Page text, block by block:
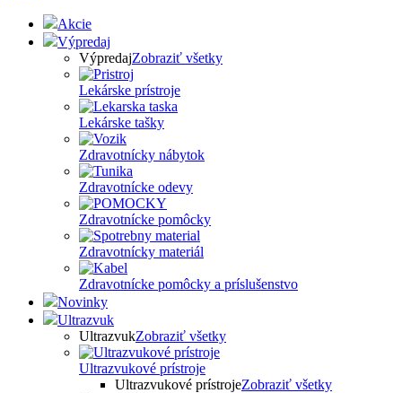
Akcie
Výpredaj
VýpredajZobraziť všetky
Lekárske prístroje
Lekárske tašky
Zdravotnícky nábytok
Zdravotnícke odevy
Zdravotnícke pomôcky
Zdravotnícky materiál
Zdravotnícke pomôcky a príslušenstvo
Novinky
Ultrazvuk
UltrazvukZobraziť všetky
Ultrazvukové prístroje
Ultrazvukové prístrojeZobraziť všetky